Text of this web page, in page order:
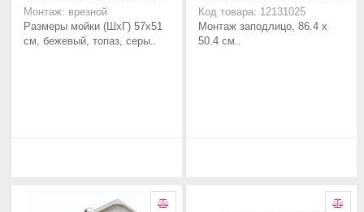
Монтаж: врезной
Размеры мойки (ШхГ) 57х51
см, бежевый, топаз, серы..
Код товара: 12131025
Монтаж заподлицо, 86.4 х
50.4 см..